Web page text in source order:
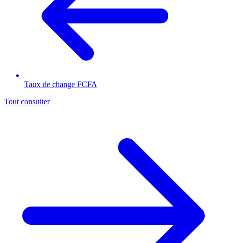
Taux de change FCFA
Tout consulter